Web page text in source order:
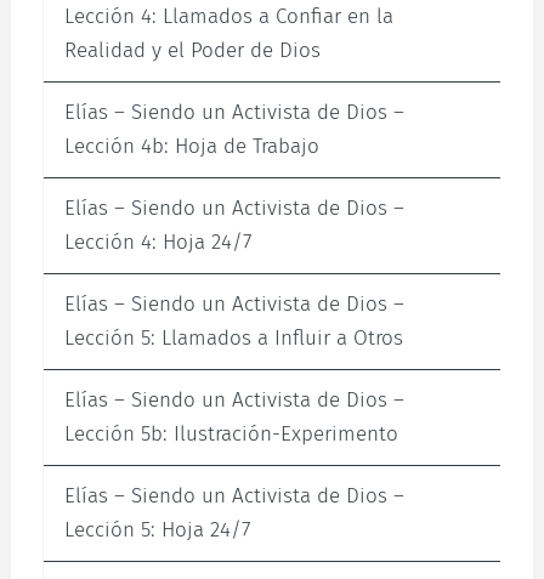
Lección 4: Llamados a Confiar en la
Realidad y el Poder de Dios
Elías – Siendo un Activista de Dios –
Lección 4b: Hoja de Trabajo
Elías – Siendo un Activista de Dios –
Lección 4: Hoja 24/7
Elías – Siendo un Activista de Dios –
Lección 5: Llamados a Influir a Otros
Elías – Siendo un Activista de Dios –
Lección 5b: Ilustración-Experimento
Elías – Siendo un Activista de Dios –
Lección 5: Hoja 24/7